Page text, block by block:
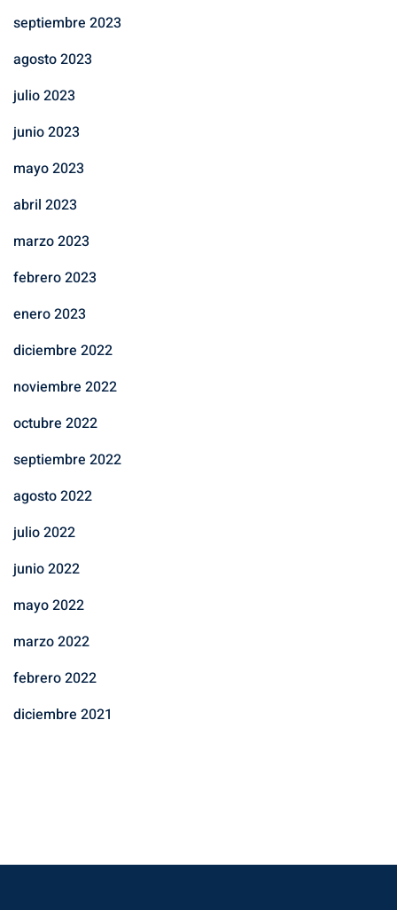
septiembre 2023
agosto 2023
julio 2023
junio 2023
mayo 2023
abril 2023
marzo 2023
febrero 2023
enero 2023
diciembre 2022
noviembre 2022
octubre 2022
septiembre 2022
agosto 2022
julio 2022
junio 2022
mayo 2022
marzo 2022
febrero 2022
diciembre 2021